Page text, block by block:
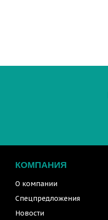
КОМПАНИЯ
О компании
Спецпредложения
Новости